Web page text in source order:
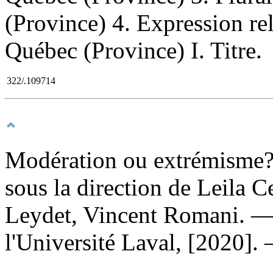
(Province) 4. Expression
Québec (Province) I. Titre.
322/.109714
Modération ou
sous la direction de Leila
Leydet, Vincent Romani.
l'Université Laval, [2020].